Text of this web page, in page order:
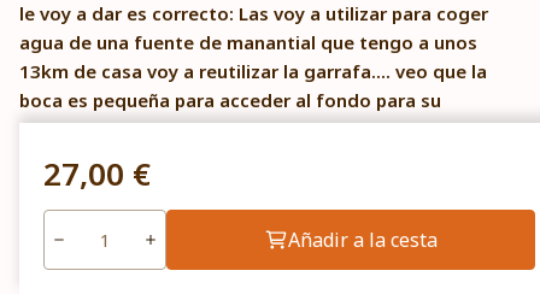
le voy a dar es correcto: Las voy a utilizar para coger
agua de una fuente de manantial que tengo a unos
13km de casa voy a reutilizar la garrafa.... veo que la
boca es pequeña para acceder al fondo para su
limpieza, agradeceria me contarais como hacer para
limpiarla bien, que producto utilizar ya que al no
llegar al fondo no puedes quitar la cal que se
acumula. También si veis adecuada la garrafa de 5
para la nevera o mejor la de 2, quiero hacer un buen
cálculo de las garrafas que voy a comprar, las de 5
27,00 €
Añadir a la cesta